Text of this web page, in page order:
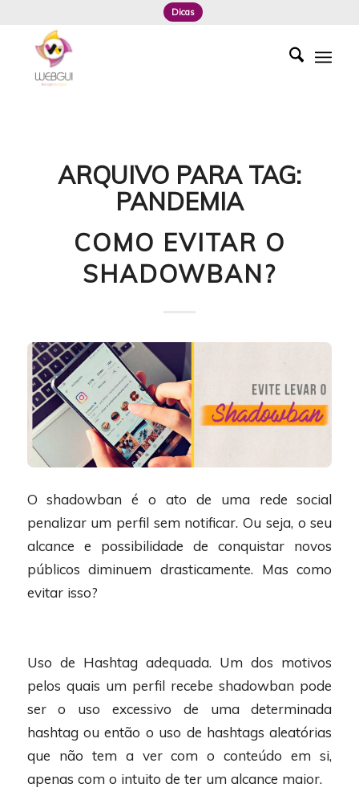
Dicas
ARQUIVO PARA TAG:
PANDEMIA
COMO EVITAR O
SHADOWBAN?
O shadowban é o ato de uma rede social
penalizar um perfil sem notificar. Ou seja, o seu
alcance e possibilidade de conquistar novos
públicos diminuem drasticamente. Mas como
evitar isso?
Uso de Hashtag adequada. Um dos motivos
pelos quais um perfil recebe shadowban pode
ser o uso excessivo de uma determinada
hashtag ou então o uso de hashtags aleatórias
que não tem a ver com o conteúdo em si,
apenas com o intuito de ter um alcance maior.